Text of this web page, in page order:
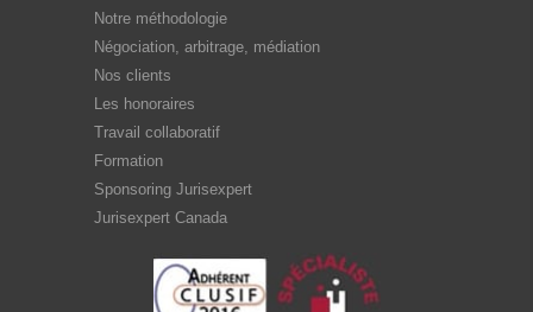
Notre méthodologie
Négociation, arbitrage, médiation
Nos clients
Les honoraires
Travail collaboratif
Formation
Sponsoring Jurisexpert
Jurisexpert Canada